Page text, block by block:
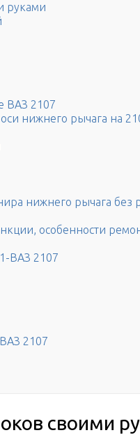
руками
ВАЗ 2107
нижнего рычага на
нижнего рычага без
особенности
ВАЗ 2107
2107
своими